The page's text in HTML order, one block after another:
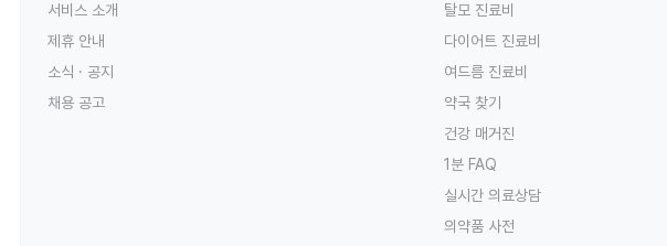
서비스 소개
제휴 안내
소식 · 공지
채용 공고
탈모 진료비
다이어트 진료비
여드름 진료비
약국 찾기
건강 매거진
1분 FAQ
실시간 의료상담
의약품 사전